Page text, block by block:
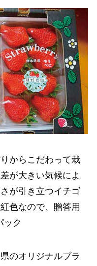
からこだわって栽
が大きい気候によ
が引き立つイチゴ
色なので、贈答用
ック
のオリジナルブラ